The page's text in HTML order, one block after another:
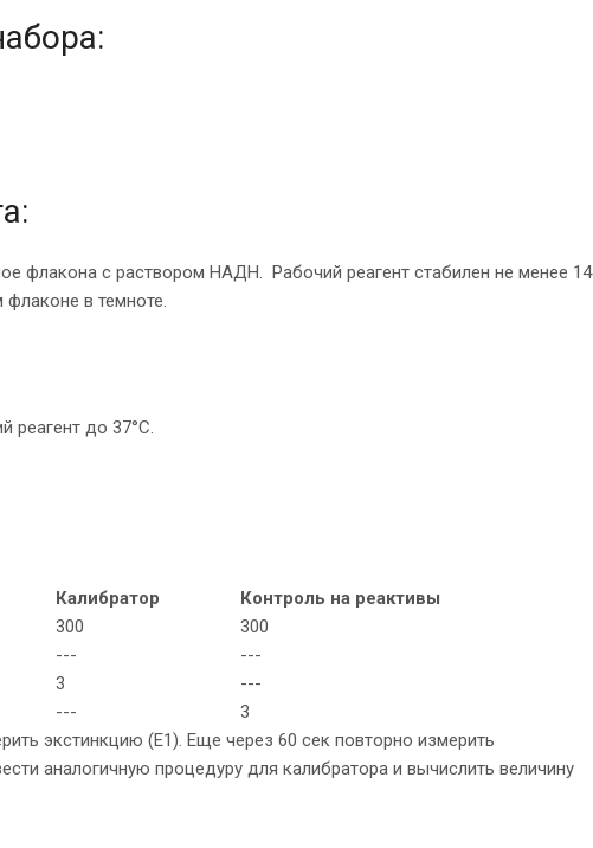
с раствором НАДН. Рабочий реагент стабилен не менее 14
флаконе в темноте.
реагент до 37°С.
Калибратор
Контроль на реактивы
300
300
---
---
3
---
---
3
экстинкцию (Е1). Еще через 60 сек повторно измерить
аналогичную процедуру для калибратора и вычислить величину